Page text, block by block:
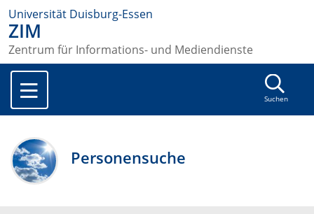
Universität Duisburg-Essen
ZIM
Zentrum für Informations- und Mediendienste
Suchen
Personensuche